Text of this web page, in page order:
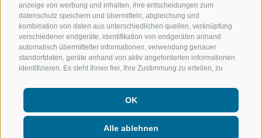
anzeige von werbung und inhalten, ihre entscheidungen zum
datenschutz speichern und übermitteln, abgleichung und
kombination von daten aus unterschiedlichen quellen, verknüpfung
verschiedener endgeräte, identifikation von endgeräten anhand
automatisch übermittelter informationen, verwendung genauer
standortdaten, geräte anhand von aktiv angeforderten informationen
identifizieren. Es steht Ihnen frei, Ihre Zustimmung zu erteilen, zu
Einschränkungen führt. Wenn Sie auf „Cookies akzeptieren" klicken,
erklären Sie sich mit der Verwendung von Cookies und ähnlichen
Tools einverstanden. Verwenden Sie die Schaltfläche „Einstellungen
verwalten", um Ihre Auswahl anzupassen oder „Alle ablehnen", um
ohne Cookies fortzufahren, die nicht unbedingt erforderlich sind. Sie
OK
Alle ablehnen
Impressum AGB Sitemap
Newsletter
Cookie-Richtlinie
Privacy